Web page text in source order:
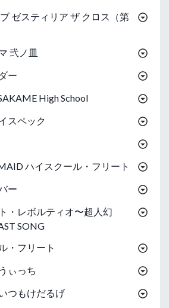
ゼスティリア ザ クロス（第
弐ノ皿
ー
High School
スペック
ハイスクール・フリート
ー
・レボルティオ〜超人幻
SONG
・フリート
ぃっち
つもけだるげ